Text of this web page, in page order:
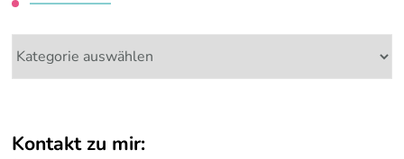
Meine
Themen:
Kontakt zu mir: